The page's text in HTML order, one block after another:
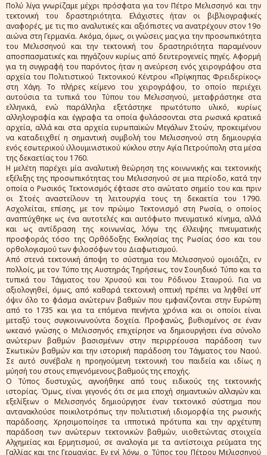
Πολύ λίγα γνωρίζαμε μέχρι πρόσφατα για τον Πέτρο Μελισσηνό και την
τεκτονική του δραστηριότητα. Ελάχιστες ήταν οι βιβλιογραφικές
αναφορές, με τις πιο αναλυτικές και αξιόπιστες να ανατρέχουν στον 19ο
αιώνα στη Γερμανία. Ακόμα, όμως, οι γνώσεις μας για την προσωπικότητα
του Μελισσηνού και την τεκτονική του δραστηριότητα παραμένουν
αποσπασματικές και πηγάζουν κυρίως από δευτερογενείς πηγές. Αφορμή
για τη συγγραφή του παρόντος ήταν η ανεύρεση ενός χειρογράφου στα
αρχεία του Πολιτιστικού Τεκτονικού Κέντρου «Πρίγκηπας Φρειδερίκος»
στη Χάγη. Το πλήρες κείμενο του χειρογράφου, το οποίο περιέχει
αυτούσια τα τυπικά του Τύπου του Μελισσηνού, μεταφράστηκε στα
ελληνικά, ενώ παράλληλα εξετάστηκε πρωτότυπο υλικό, κυρίως
αλληλογραφία και έγγραφα τα οποία φυλάσσονται στα ρωσικά κρατικά
αρχεία, αλλά και στα αρχεία ευρωπαϊκών Μεγάλων Στοών, προκειμένου
να καταδειχθεί η σημαντική συμβολή του Μελισσηνού στη δημιουργία
ενός εσωτερικού ιλλουμινιστικού κύκλου στην Αγία Πετρούπολη στα μέσα
της δεκαετίας του 1760.
Η μελέτη παρέχει μία αναλυτική θεώρηση της κοινωνικής και τεκτονικής
εξέλιξης της προσωπικότητας του Μελισσηνού σε μια περίοδο, κατά την
οποία ο Ρωσικός Τεκτονισμός έφτασε στο ανώτατο σημείο του και πριν
οι Στοές αναστείλουν τη λειτουργία τους τη δεκαετία του 1790.
Ασχολείται, επίσης, με τον πρώιμο Τεκτονισμό στη Ρωσία, ο οποίος
αναπτύχθηκε ως ένα αυτοτελές και αυτόφωτο πνευματικό κίνημα, αλλά
και ως αντίδραση της κοινωνίας, λόγω της έλλειψης πνευματικής
προσφοράς τόσο της Ορθόδοξης Εκκλησίας της Ρωσίας όσο και του
ορθολογισμού των φιλοσόφων του Διαφωτισμού.
Από στενά τεκτονική άποψη το σύστημα του Μελισσηνού ομοιάζει, εν
πολλοίς, με τον Τύπο της Αυστηράς Τηρήσεως, τον Σουηδικό Τύπο και τα
τυπικά του Τάγματος του Χρυσού και του Ρόδινου Σταυρού. Για να
αξιολογηθεί, όμως, από καθαρά τεκτονική οπτική πρέπει να ληφθεί υπ’
όψιν όλο το φάσμα ανώτερων βαθμών που εμφανίζονται στην Ευρώπη
από το 1735 και για τα επόμενα πενήντα χρόνια και οι οποίοι είναι
μεταξύ τους συγκοινωνούντα δοχεία. Προφανώς, βυθισμένος σε έναν
ωκεανό γνώσης ο Μελισσηνός επιχείρησε να δημιουργήσει ένα σύνολο
ανώτερων βαθμών βασισμένων στην περιρρέουσα παράδοση των
Σκωτικών βαθμών και την ιστορική παράδοση του Τάγματος του Ναού.
Σε αυτό συνέβαλε η προηγούμενη τεκτονική του παιδεία και ιδίως η
μύησή του στους επιγενόμενους βαθμούς της εποχής.
Ο Τύπος δυστυχώς, αγνοήθηκε από τους ειδικούς της τεκτονικής
ιστορίας. Όμως, είναι γεγονός ότι σε μια εποχή σημαντικών αλλαγών και
εξελίξεων ο Μελισσηνός δημιούργησε έναν τεκτονικό σύστημα που
αντανακλούσε ποικιλοτρόπως την πολιτιστική ιδιομορφία της ρωσικής
παράδοσης. Χρησιμοποίησε τα ιπποτικά πρότυπα και την αρχέτυπη
παράδοση των ανώτερων τεκτονικών βαθμών, υιοθετώντας στοιχεία
Αλχημείας και Ερμητισμού, σε αναλογία με τα αντίστοιχα ρεύματα της
Γαλλίας και της Γερμανίας. Εν ενί λόγω, ο Τύπος του Πέτρου Μελισσηνού